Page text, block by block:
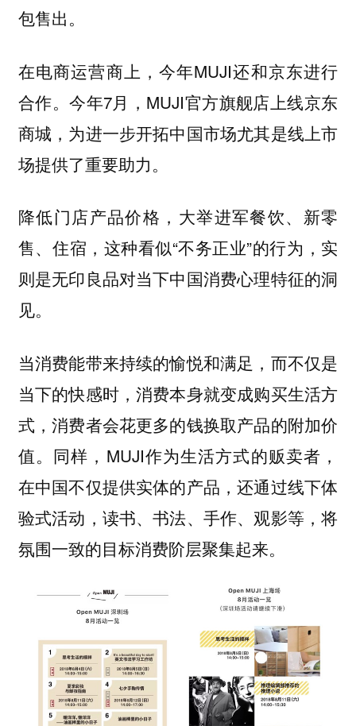
包售出。
在电商运营商上，今年MUJI还和京东进行
合作。今年7月，MUJI官方旗舰店上线京东
商城，为进一步开拓中国市场尤其是线上市
场提供了重要助力。
降低门店产品价格，大举进军餐饮、新零
售、住宿，这种看似“不务正业”的行为，实
则是无印良品对当下中国消费心理特征的洞
见。
当消费能带来持续的愉悦和满足，而不仅是
当下的快感时，消费本身就变成购买生活方
式，消费者会花更多的钱换取产品的附加价
值。同样，MUJI作为生活方式的贩卖者，
在中国不仅提供实体的产品，还通过线下体
验式活动，读书、书法、手作、观影等，将
氛围一致的目标消费阶层聚集起来。